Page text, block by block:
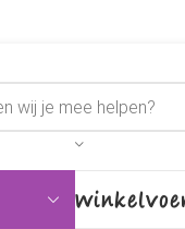
Winkel